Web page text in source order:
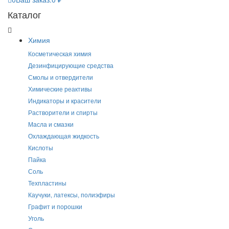
Каталог
Химия
Косметическая химия
Дезинфицирующие средства
Смолы и отвердители
Химические реактивы
Индикаторы и красители
Растворители и спирты
Масла и смазки
Охлаждающая жидкость
Кислоты
Пайка
Соль
Техпластины
Каучуки, латексы, полиэфиры
Графит и порошки
Уголь